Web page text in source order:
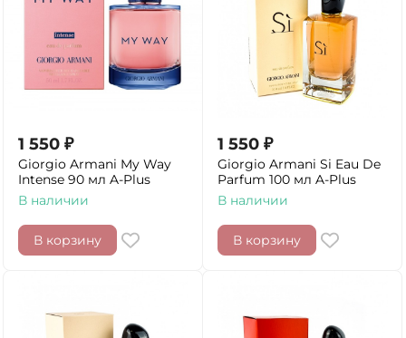
1 550 ₽
Giorgio Armani My Way
Intense 90 мл A-Plus
В наличии
В корзину
1 550 ₽
Giorgio Armani Si Eau De
Parfum 100 мл A-Plus
В наличии
В корзину